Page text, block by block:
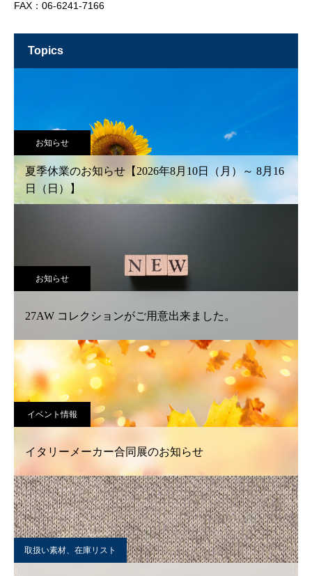
FAX：06-6241-7166
topics
お知らせ
夏季休業のお知らせ【2026年8月10日（月）～ 8月16
日（日）】
お知らせ
27AW コレクションがご用意出来ました。
イベント情報
イタリーメーカー合同展のお知らせ
取扱い素材、在庫リスト